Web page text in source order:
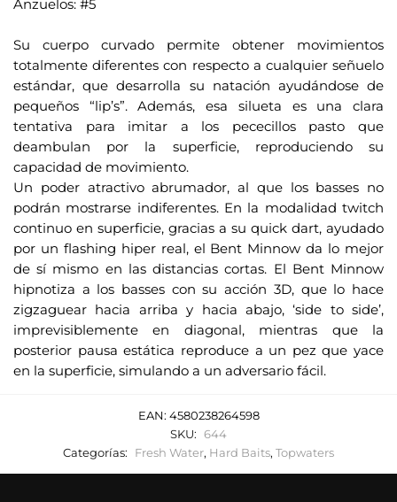
e
e
o
e
l
e
c
t
r
ó
n
i
c
o
Anzuelos: #5
Su cuerpo curvado permite obtener movimientos
totalmente diferentes con respecto a cualquier señuelo
estándar, que desarrolla su natación ayudándose de
pequeños “lip’s”. Además, esa silueta es una clara
tentativa para imitar a los pececillos pasto que
deambulan por la superficie, reproduciendo su
capacidad de movimiento.
Un poder atractivo abrumador, al que los basses no
podrán mostrarse indiferentes. En la modalidad twitch
continuo en superficie, gracias a su quick dart, ayudado
por un flashing hiper real, el Bent Minnow da lo mejor
de sí mismo en las distancias cortas. El Bent Minnow
hipnotiza a los basses con su acción 3D, que lo hace
zigzaguear hacia arriba y hacia abajo, ‘side to side’,
imprevisiblemente en diagonal, mientras que la
posterior pausa estática reproduce a un pez que yace
en la superficie, simulando a un adversario fácil.
EAN: 4580238264598
SKU: 644
Categorías:
Fresh Water, Hard Baits, Topwaters